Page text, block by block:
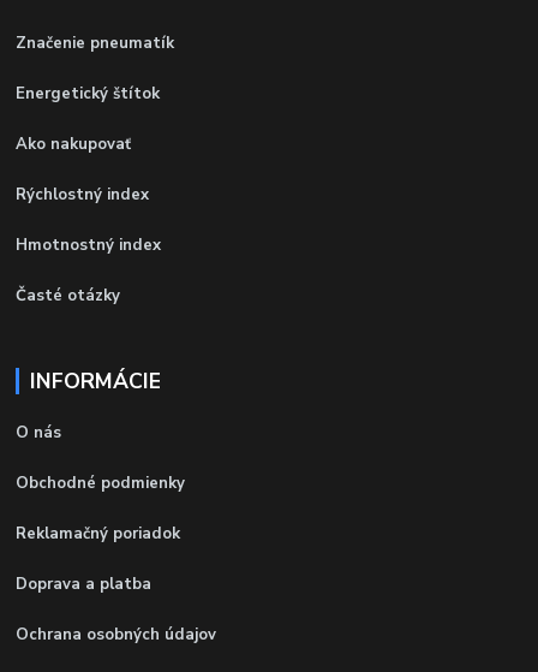
Značenie pneumatík
Energetický štítok
Ako nakupovať
Rýchlostný index
Hmotnostný index
Časté otázky
INFORMÁCIE
O nás
Obchodné podmienky
Reklamačný poriadok
Doprava a platba
Ochrana osobných údajov